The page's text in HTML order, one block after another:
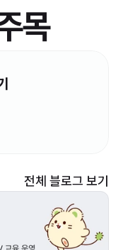
목
전체 블로그 보기